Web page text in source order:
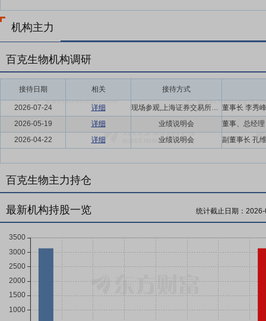
机构主力
百克生物机构调研
接待日期 相关 接待方式
2026-07-24 详细
现场参观,上海证券交易所、东海证券"我是股东"走进沪市上市公司--百克生物
2026-05-19
详细
业绩说明会
2026-04-22
详细 业绩说明会
百克生物主力持仓
最新机构持股一览 统计截止日期：